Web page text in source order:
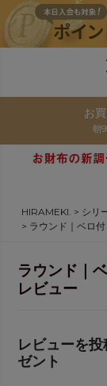
お
朝9
HIRAMEKI. シリ
ラウンド｜ベロ
ラウンド｜
レビュー
レビューを
ゼント